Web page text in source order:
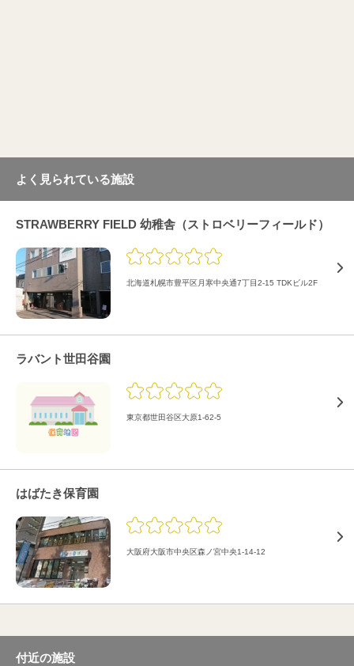
よく見られている施設
STRAWBERRY FIELD 幼稚舎（ストロベリーフィールド）
北海道札幌市豊平区月寒中央通7丁目2-15 TDKビル2F
ラバント世田谷園
東京都世田谷区大原1-62-5
はばたき保育園
大阪府大阪市中央区森ノ宮中央1-14-12
付近の施設